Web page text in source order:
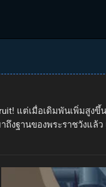
แต่เมื่อเดิมพันเพิ่มสู
งฐานของพระราชวังแล้